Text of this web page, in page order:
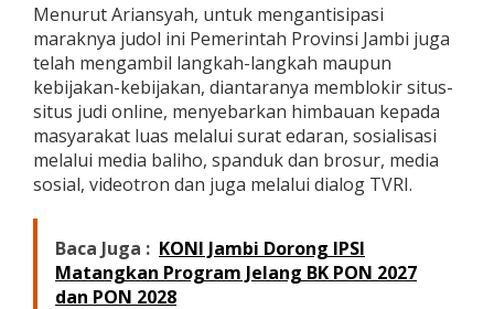
Menurut Ariansyah, untuk mengantisipasi
maraknya judol ini Pemerintah Provinsi Jambi juga
telah mengambil langkah-langkah maupun
kebijakan-kebijakan, diantaranya memblokir situs-
situs judi online, menyebarkan himbauan kepada
masyarakat luas melalui surat edaran, sosialisasi
melalui media baliho, spanduk dan brosur, media
sosial, videotron dan juga melalui dialog TVRI.
Baca Juga : KONI Jambi Dorong IPSI
Matangkan Program Jelang BK PON 2027
dan PON 2028